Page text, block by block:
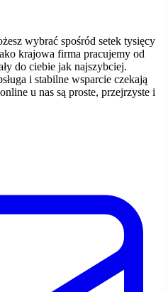
wybrać spośród setek tysięcy
krajowa firma pracujemy od
do ciebie jak najszybciej.
i stabilne wsparcie czekają
u nas są proste, przejrzyste i